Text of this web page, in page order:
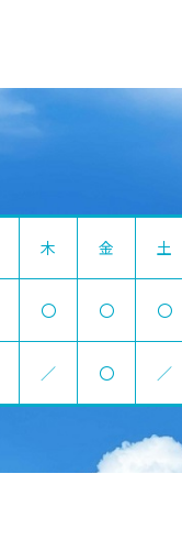
木 金 土
〇 〇 〇
／ 〇 ／